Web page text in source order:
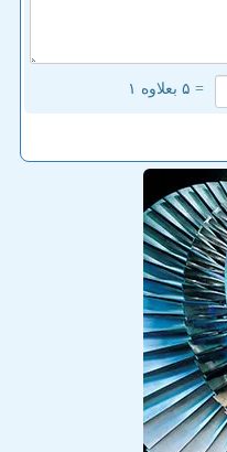
= ۵ بعلاوه ۱